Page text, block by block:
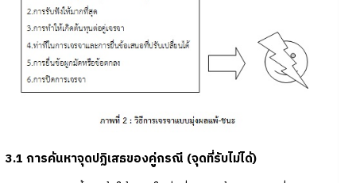
3.1 การค้นหาจุดปฏิเสธของคู่กรณี (จุดที่รับไม่ได้)